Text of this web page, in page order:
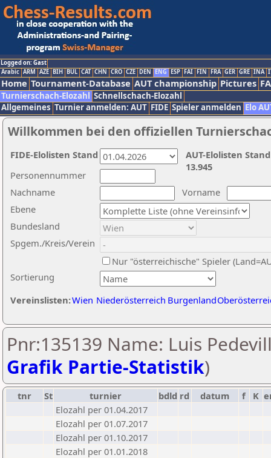
Logged on: Gast
Arabic ARM AZE BIH BUL CAT CHN CRO CZE DEN ENG ESP FAI FIN FRA GER GRE INA
Home Tournament-Database AUT championship Pictures
Turnierschach-Elozahl Schnellschach-Elozahl
Allgemeines Turnier anmelden: AUT FIDE Spieler anmelden Elo
Willkommen bei den offiziellen
Nachname
Vorname
Ebene
Sortierung
Personennummer
Bundesland
Spgem./Kreis/Verein
Nur "österreichische" Spieler
Vereinslisten:Wien Niederösterreich Burgenland
AUT-Elolisten
13.945
FIDE-Elolisten Stand
Pnr:135139 Name: Luis
Grafik Partie-Statistik)
tnr St turnier bdld rd datum f K
Elozahl per 01.04.2017
Elozahl per 01.07.2017
Elozahl per 01.10.2017
Elozahl per 01.01.2018